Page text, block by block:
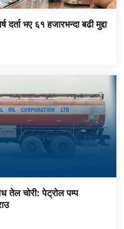
दर्ता भए ६१ हजारभन्दा बढी मुद्दा
तेल चोरी: पेट्रोल पम्प